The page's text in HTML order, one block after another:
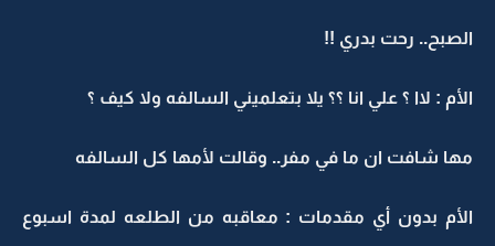
الصبح.. رحت بدري !!
الأم : لاا ؟ علي انا ؟؟ يلا بتعلميني السالفه ولا كيف ؟
مها شافت ان ما في مفر.. وقالت لأمها كل السالفه
الأم بدون أي مقدمات : معاقبه من الطلعه لمدة اسبوع